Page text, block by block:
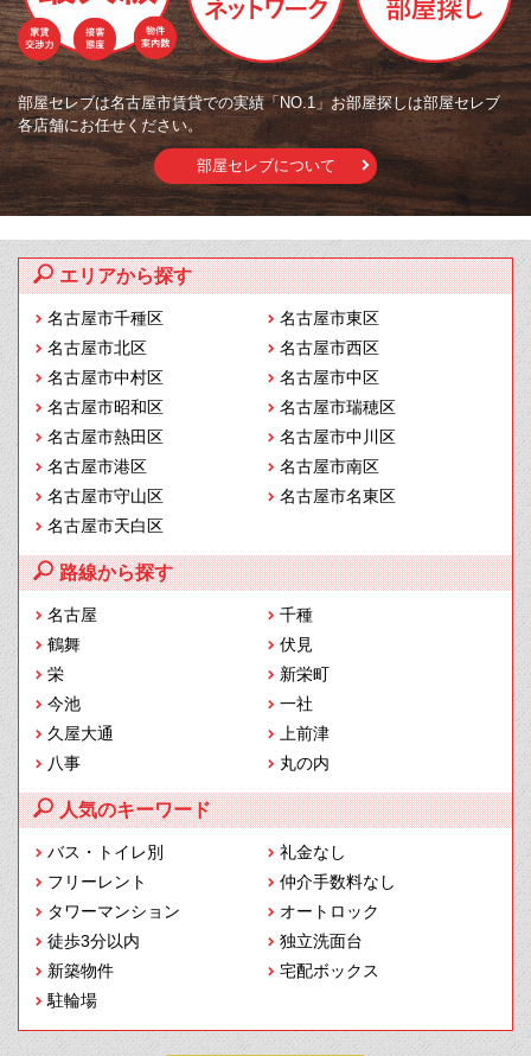
部屋セレブは名古屋市賃貸での実績「NO.1」お部屋探しは部屋セレブ
各店舗にお任せください。
部屋セレブについて
エリアから探す
名古屋市千種区
名古屋市東区
名古屋市北区
名古屋市西区
名古屋市中村区
名古屋市中区
名古屋市昭和区
名古屋市瑞穂区
名古屋市熱田区
名古屋市中川区
名古屋市港区
名古屋市南区
名古屋市守山区
名古屋市名東区
名古屋市天白区
路線から探す
名古屋
千種
鶴舞
伏見
栄
新栄町
今池
一社
久屋大通
上前津
八事
丸の内
人気のキーワード
バス・トイレ別
礼金なし
フリーレント
仲介手数料なし
タワーマンション
オートロック
徒歩3分以内
独立洗面台
新築物件
宅配ボックス
駐輪場